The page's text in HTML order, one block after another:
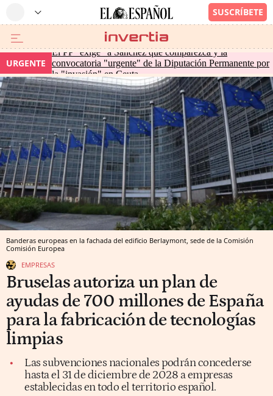
URGENTE
El PP "exige" a Sánchez que comparezca y la
convocatoria "urgente" de la Diputación Permanente por
la "invasión" en Ceuta
Banderas europeas en la fachada del edificio Berlaymont, sede de la Comisión
Comisión Europea
EMPRESAS
Bruselas autoriza un plan de
ayudas de 700 millones de España
para la fabricación de tecnologías
limpias
Las subvenciones nacionales podrán concederse
hasta el 31 de diciembre de 2028 a empresas
establecidas en todo el territorio español.